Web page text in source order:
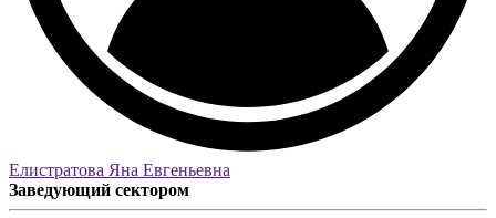
Елистратова Яна Евгеньевна
Заведующий сектором